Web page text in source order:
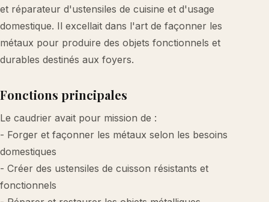
et réparateur d'ustensiles de cuisine et d'usage
domestique. Il excellait dans l'art de façonner les
métaux pour produire des objets fonctionnels et
durables destinés aux foyers.
Fonctions principales
Le caudrier avait pour mission de :
- Forger et façonner les métaux selon les besoins
domestiques
- Créer des ustensiles de cuisson résistants et
fonctionnels